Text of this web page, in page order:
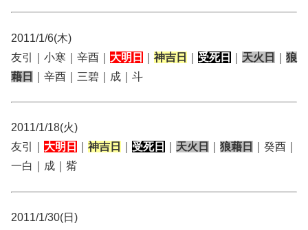
2011/1/6(木)
友引｜小寒｜辛酉｜ 大明日 神吉日 受死日 天火日
狼
藉日
｜辛酉｜三碧｜成｜斗
2011/1/18(火)
友引｜ 大明日 神吉日 受死日 天火日 狼藉日
｜癸酉｜
一白｜成｜觜
2011/1/30(日)